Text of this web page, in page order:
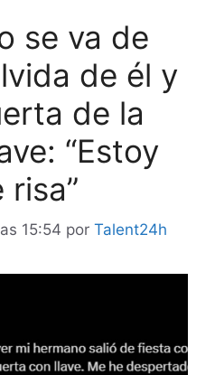
se va de
de él y
de la
“Estoy
15:54 por Talent24h